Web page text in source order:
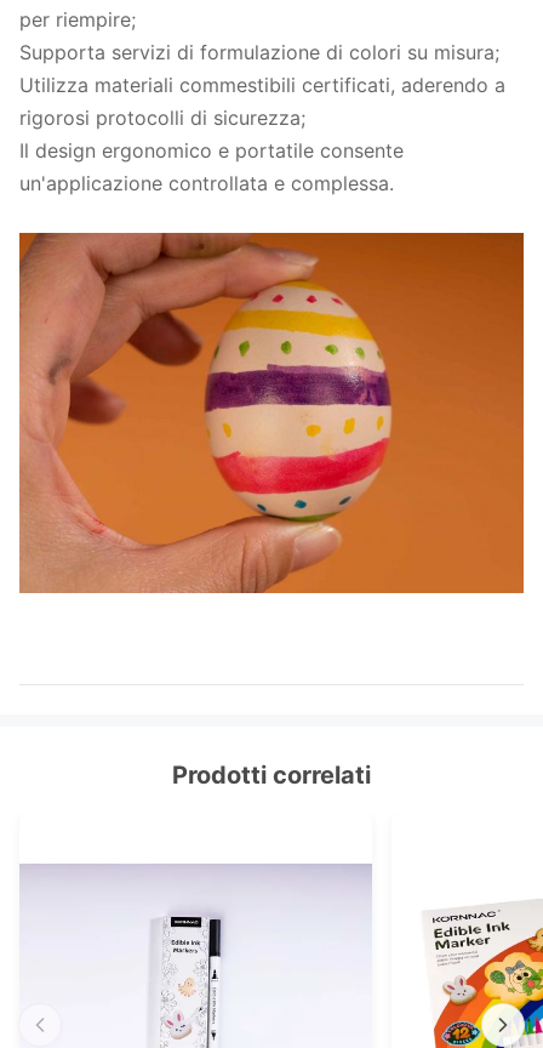
per riempire;
Supporta servizi di formulazione di colori su misura;
Utilizza materiali commestibili certificati, aderendo a
rigorosi protocolli di sicurezza;
Il design ergonomico e portatile consente
un'applicazione controllata e complessa.
Prodotti correlati